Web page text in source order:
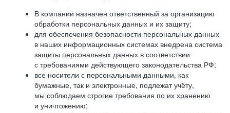
В компании назначен ответственный за организацию
обработки персональных данных и их защиту;
для обеспечения безопасности персональных данных
в наших информационных системах внедрена система
защиты персональных данных в соответствии
с требованиями действующего законодательства РФ;
все носители с персональными данными, как
бумажные, так и электронные, подлежат учёту,
мы соблюдаем строгие требования по их хранению
и уничтожению;